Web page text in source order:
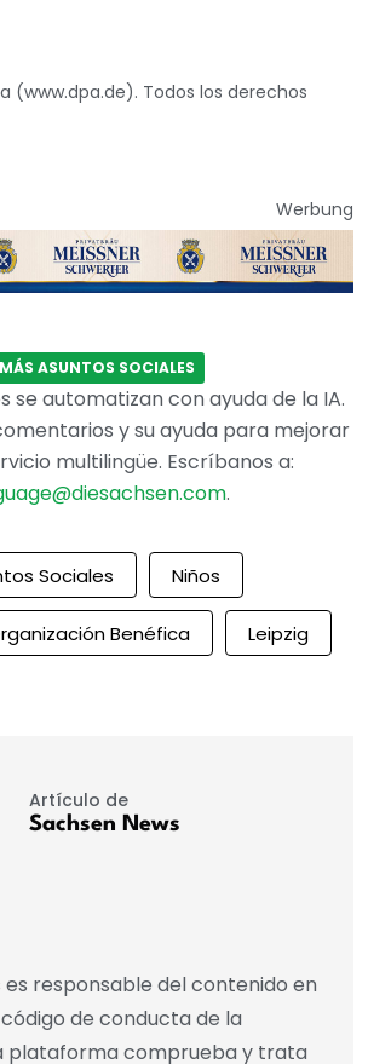
(www.dpa.de). Todos los derechos
Werbung
MÁS ASUNTOS SOCIALES
se automatizan con ayuda de la IA.
y su ayuda para mejorar
multilingüe. Escríbanos a:
.
Sociales Niños
Benéfica Leipzig
Artículo de
Sachsen News
es responsable del contenido en
de conducta de la
plataforma comprueba y trata